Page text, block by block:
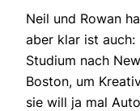
Neil und Rowan
aber klar ist
Studium nach
Boston, um
sie will ja mal